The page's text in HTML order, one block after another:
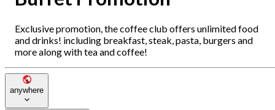
Exclusive promotion, the coffee club offers unlimited food
and drinks! including breakfast, steak, pasta, burgers and
more along with tea and coffee!
anywhere